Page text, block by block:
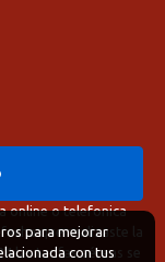
online o telefonica
que realizaste la
las tarifas aéreas se
para mejorar
con tus